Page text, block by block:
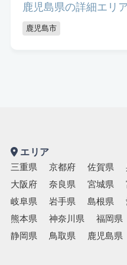
鹿児島県の詳細エリ
鹿児島市
エリア
三重県 京都府 佐賀県
大阪府
奈良県 宮城県
岐阜県
岩手県 島根県
熊本県
神奈川県 福岡県
静岡県
鳥取県 鹿児島県